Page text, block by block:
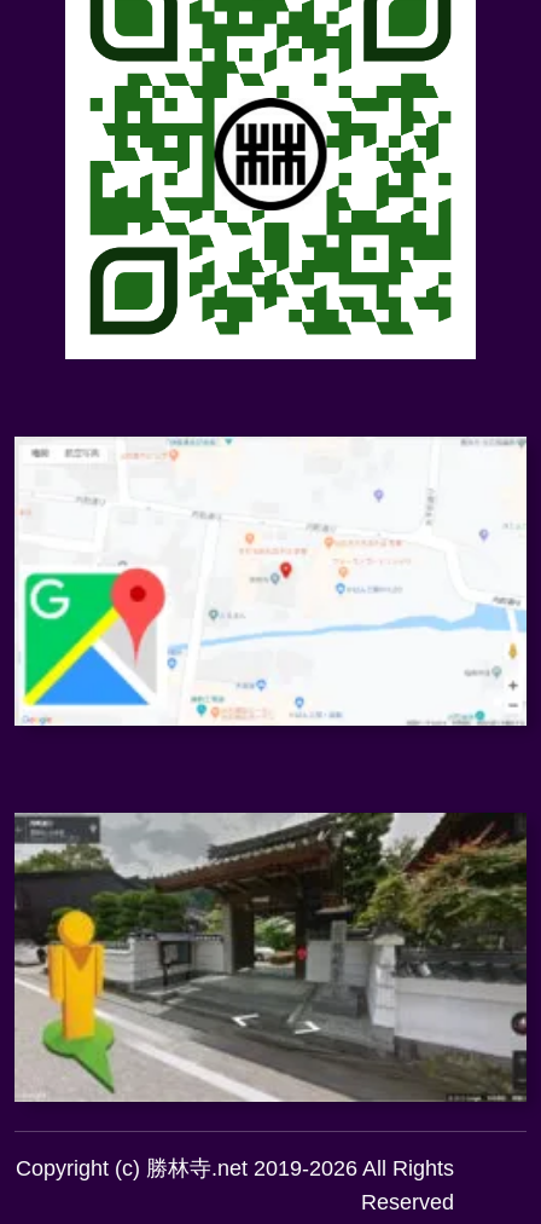
Copyright (c) 勝林寺.net 2019-2026 All Rights
Reserved